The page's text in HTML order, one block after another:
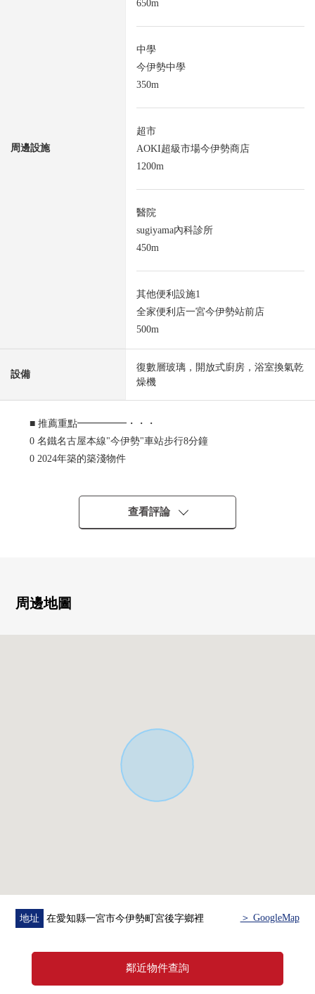
周邊設施
650m
中學
今伊勢中學
350m
超市
AOKI超級市場今伊勢商店
1200m
醫院
sugiyama內科診所
450m
其他便利設施1
全家便利店一宮今伊勢站前店
500m
設備
復數層玻璃，開放式廚房，浴室換氣乾
燥機
■ 推薦重點━━━━━・・・
0 名鐵名古屋本線"今伊勢"車站步行8分鐘
0 2024年築的築淺物件
0 亮的光把約18.5張塌塌米寬敞的LDK為朝南插進去
0 會話興奮起來的開放式廚房
0 對2樓.3樓部分有朝南的陽台
■在找想要的家方面給予幫助的━━━━━・・・
查看評論
周邊地圖
地址 在愛知縣一宮市今伊勢町宮後字鄉裡 ＞ GoogleMap
鄰近物件查詢